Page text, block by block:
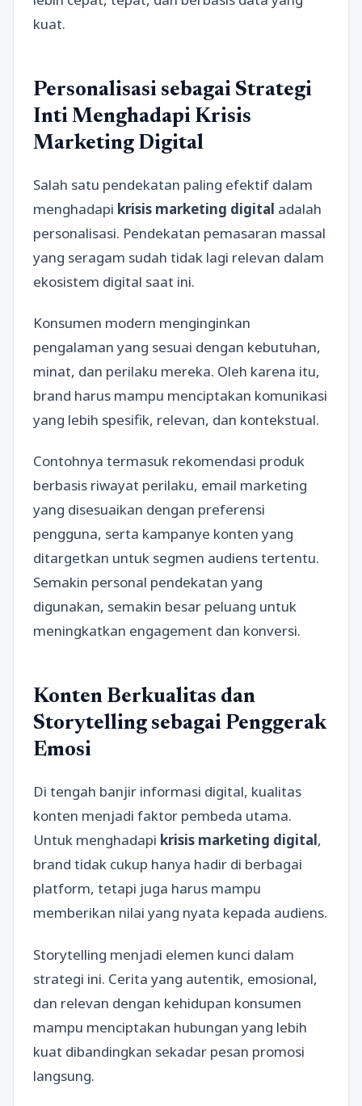
kuat.
Personalisasi sebagai Strategi
Inti Menghadapi Krisis
Marketing Digital
Salah satu pendekatan paling efektif dalam
menghadapi krisis marketing digital adalah
personalisasi. Pendekatan pemasaran massal
yang seragam sudah tidak lagi relevan dalam
ekosistem digital saat ini.
Konsumen modern menginginkan
pengalaman yang sesuai dengan kebutuhan,
minat, dan perilaku mereka. Oleh karena itu,
brand harus mampu menciptakan komunikasi
yang lebih spesifik, relevan, dan kontekstual.
Contohnya termasuk rekomendasi produk
berbasis riwayat perilaku, email marketing
yang disesuaikan dengan preferensi
pengguna, serta kampanye konten yang
ditargetkan untuk segmen audiens tertentu.
Semakin personal pendekatan yang
digunakan, semakin besar peluang untuk
meningkatkan engagement dan konversi.
Konten Berkualitas dan
Storytelling sebagai Penggerak
Emosi
Di tengah banjir informasi digital, kualitas
konten menjadi faktor pembeda utama.
Untuk menghadapi krisis marketing digital,
brand tidak cukup hanya hadir di berbagai
platform, tetapi juga harus mampu
memberikan nilai yang nyata kepada audiens.
Storytelling menjadi elemen kunci dalam
strategi ini. Cerita yang autentik, emosional,
dan relevan dengan kehidupan konsumen
mampu menciptakan hubungan yang lebih
kuat dibandingkan sekadar pesan promosi
langsung.